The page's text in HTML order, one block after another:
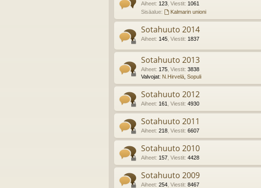
Aiheet: 123 Viestit: 1061
Sisäalue:
Kalmarin unioni
Sotahuuto 2014
Aiheet: 145 Viestit: 1837
Sotahuuto 2013
Aiheet: 175 Viestit: 3838
Valvojat: N.Hirvelä Sopuli
Sotahuuto 2012
Aiheet: 161 Viestit: 4930
Sotahuuto 2011
Aiheet: 218 Viestit: 6607
Sotahuuto 2010
Aiheet: 157 Viestit: 4428
Sotahuuto 2009
Aiheet: 254 Viestit: 8467